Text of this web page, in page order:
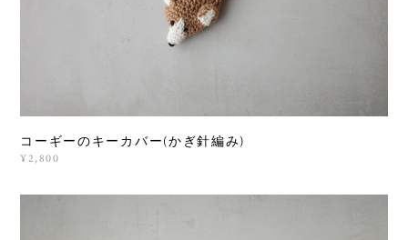
コーギーのキーカバー(かぎ針編み)
¥2,800